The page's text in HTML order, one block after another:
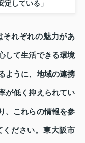
定している」
それぞれの魅力があ
して生活できる環境
ように、地域の連携
が低く抑えられてい
、これらの情報を参
ください。東大阪市